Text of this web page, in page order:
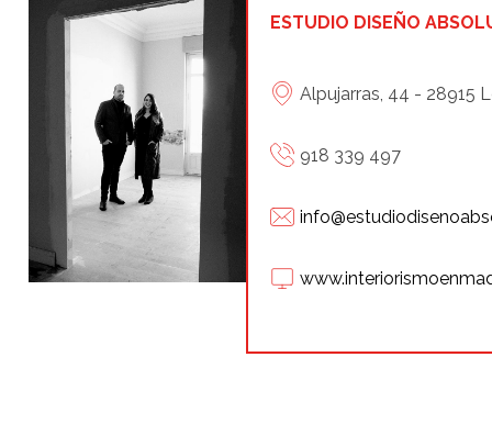
ESTUDIO DISEÑO
Alpujarras, 44 - 28915
918 339 497